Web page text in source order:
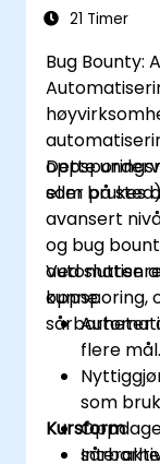
21 Timer
Bug Bounty:
som brukes
Dette
eller på
avansert
og bug
oppsporing,
sårbarheter
Ved slutten
kunne:
flere mål.
som
Kursform